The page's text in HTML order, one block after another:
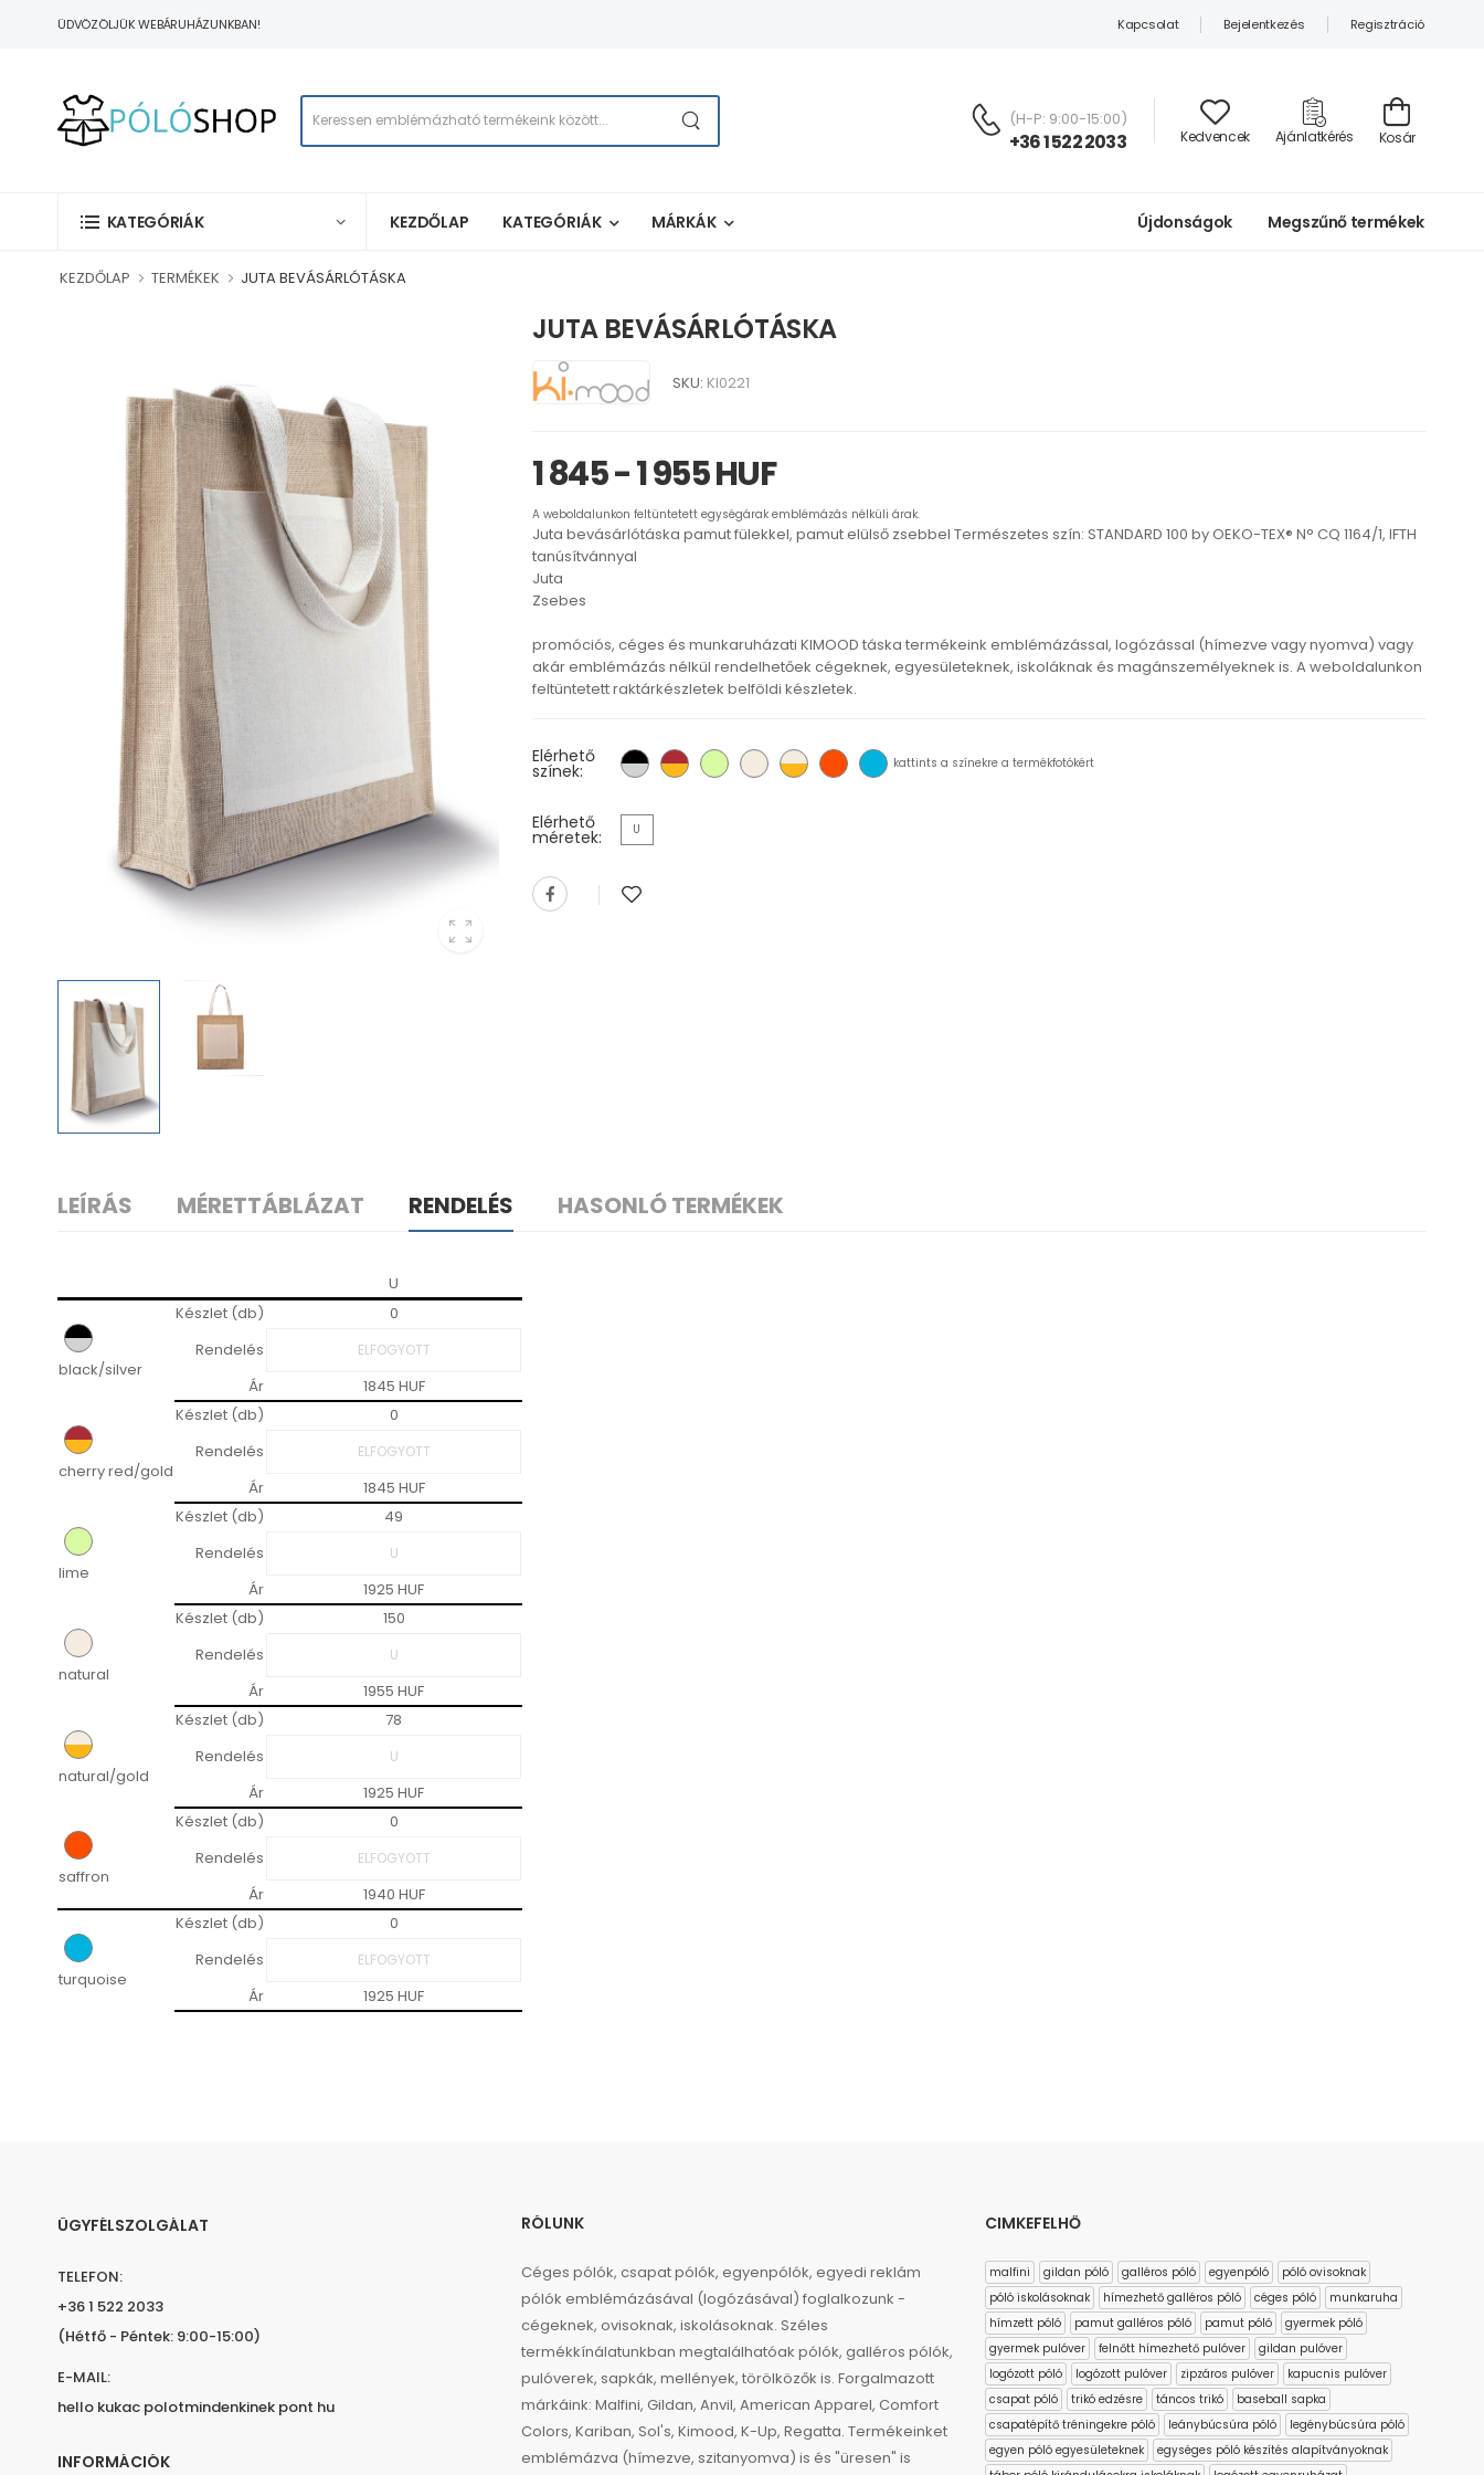
ÜDVÖZÖLJÜK WEBÁRUHÁZUNKBAN! Kapcsolat Bejelentkezés Regisztráció
(H-P: 9:00-15:00)
+36 1 522 2033 Kedvencek Ajánlatkérés Kosár
KATEGÓRIÁK KEZDŐLAP KATEGÓRIÁK MÁRKÁK Újdonságok Megszűnő termékek
KEZDŐLAP TERMÉKEK JUTA BEVÁSÁRLÓTÁSKA
JUTA BEVÁSÁRLÓTÁSKA
SKU: KI0221
1 845 - 1 955 HUF
A weboldalunkon feltüntetett egységárak emblémázás nélküli árak.
Juta bevásárlótáska pamut fülekkel, pamut elülső zsebbel Természetes szín: STANDARD 100 by OEKO-TEX® N° CQ 1164/1, IFTH
tanúsítvánnyal
Juta
Zsebes
promóciós, céges és munkaruházati KIMOOD táska termékeink emblémázással, logózással (hímezve vagy nyomva) vagy
akár emblémázás nélkül rendelhetőek cégeknek, egyesületeknek, iskoláknak és magánszemélyeknek is. A weboldalunkon
feltüntetett raktárkészletek belföldi készletek.
Elérhető
színek: kattints a színekre a termékfotókért
Elérhető
méretek: U
LEÍRÁS MÉRETTÁBLÁZAT RENDELÉS HASONLÓ TERMÉKEK
U
black/silver
Készlet (db)
0
Rendelés
Ár
1845 HUF
cherry red/gold
Készlet (db)
0
Rendelés
Ár
1845 HUF
lime
Készlet (db)
49
Rendelés
Ár
1925 HUF
natural
Készlet (db)
150
Rendelés
Ár
1955 HUF
natural/gold
Készlet (db)
78
Rendelés
Ár
1925 HUF
saffron
Készlet (db)
0
Rendelés
Ár
1940 HUF
turquoise
Készlet (db)
0
Rendelés
Ár
1925 HUF
ÜGYFÉLSZOLGÁLAT
TELEFON:
+36 1 522 2033
(Hétfő - Péntek: 9:00-15:00)
E-MAIL:
hello kukac polotmindenkinek pont hu
INFORMÁCIÓK
RÓLUNK
Céges pólók, csapat pólók, egyenpólók, egyedi reklám
pólók emblémázásával (logózásával) foglalkozunk -
cégeknek, ovisoknak, iskolásoknak. Széles
termékkínálatunkban megtalálhatóak pólók, galléros pólók,
pulóverek, sapkák, mellények, törölközők is. Forgalmazott
márkáink: Malfini, Gildan, Anvil, American Apparel, Comfort
Colors, Kariban, Sol's, Kimood, K-Up, Regatta. Termékeinket
emblémázva (hímezve, szitanyomva) is és "üresen" is
CIMKEFELHŐ
malfini gildan póló galléros póló egyenpóló
póló ovisoknak
póló iskolásoknak
hímezhető galléros póló céges póló
munkaruha
hímzett póló
pamut galléros póló pamut póló
gyermek póló
gyermek pulóver
felnőtt hímezhető pulóver
gildan pulóver
logózott póló
logózott pulóver zipzáros pulóver
kapucnis pulóver
csapat póló
trikó edzésre táncos trikó
baseball sapka
csapatépítő tréningekre póló
leánybúcsúra póló
legénybúcsúra póló
egyen póló egyesületeknek
egységes póló készítés alapítványoknak